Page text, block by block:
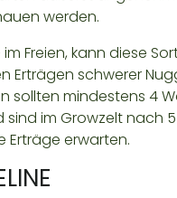
werden.
Freien, kann diese
schwerer
sollten mindestens 4
im Growzelt nach
Erträge erwarten.